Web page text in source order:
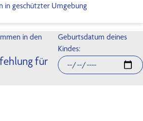
in geschützter Umgebung
in den
für
Geburtsdatum deines
Kindes: